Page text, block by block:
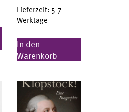
Lieferzeit: 5-7
Werktage
In den
Warenkorb